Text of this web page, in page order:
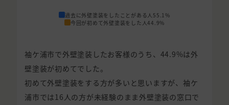
過去に外壁塗装をしたことがある人 55.1%
今回が初めて外壁塗装をした人44.9%
袖ケ浦市で外壁塗装したお客様のうち、44.9%は外
壁塗装が初めてでした。
初めて外壁塗装をする方が多いと思いますが、袖ケ
浦市では16人の方が未経験のまま外壁塗装の窓口で